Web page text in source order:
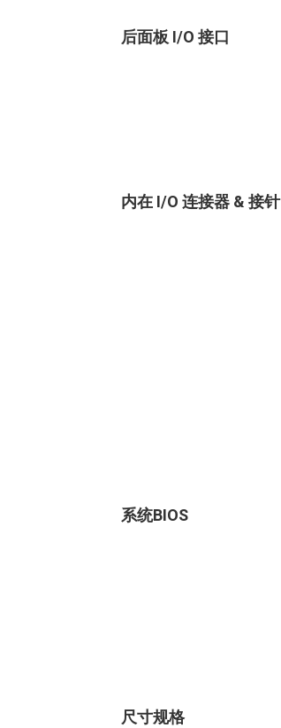
后面板 I/O 接口
内在 I/O 连接器 & 接针
系统BIOS
尺寸规格